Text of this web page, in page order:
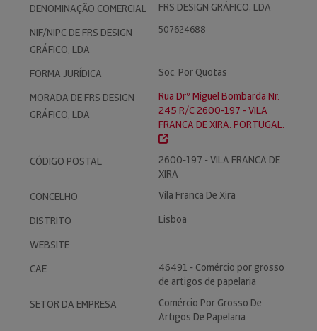
DENOMINAÇÃO COMERCIAL
FRS DESIGN GRÁFICO, LDA
NIF/NIPC DE FRS DESIGN
GRÁFICO, LDA
507624688
FORMA JURÍDICA
Soc. Por Quotas
MORADA DE FRS DESIGN
GRÁFICO, LDA
Rua Drº Miguel Bombarda Nr.
245 R/C 2600-197 - VILA
FRANCA DE XIRA. PORTUGAL.
CÓDIGO POSTAL
2600-197 - VILA FRANCA DE
XIRA
CONCELHO
Vila Franca De Xira
DISTRITO
Lisboa
WEBSITE
CAE
46491 - Comércio por grosso
de artigos de papelaria
SETOR DA EMPRESA
Comércio Por Grosso De
Artigos De Papelaria